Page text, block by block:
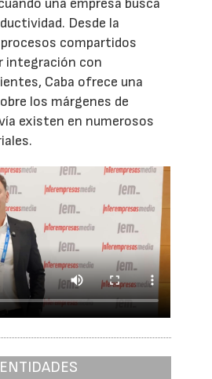
una empresa busca
Desde la
compartidos
integración con
Caba ofrece una
los márgenes de
existen en numerosos